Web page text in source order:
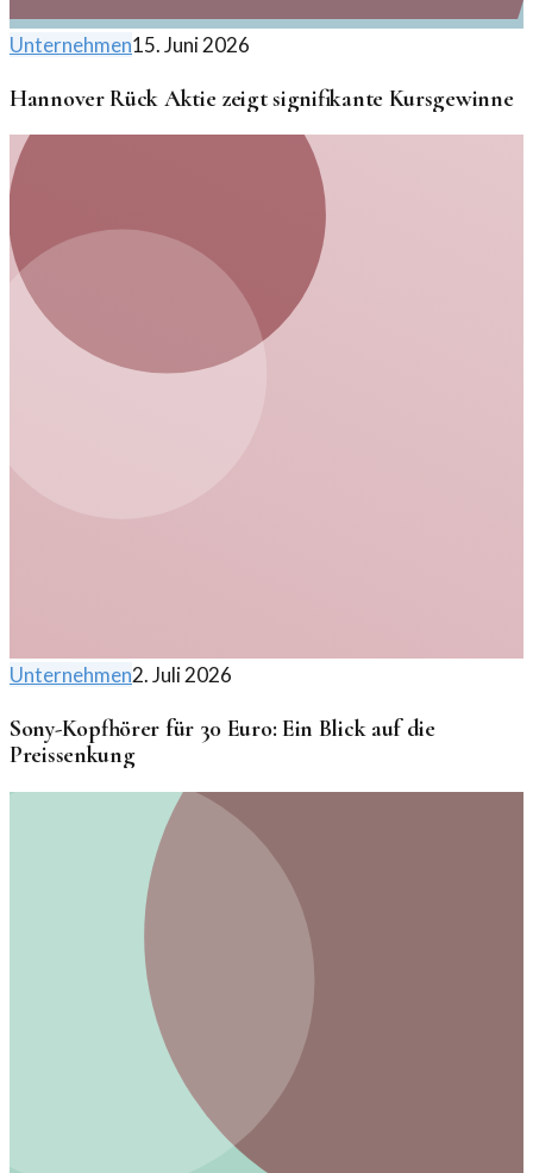
Unternehmen15. Juni 2026
Hannover Rück Aktie zeigt signifikante Kursgewinne
Unternehmen2. Juli 2026
Sony-Kopfhörer für 30 Euro: Ein Blick auf die
Preissenkung